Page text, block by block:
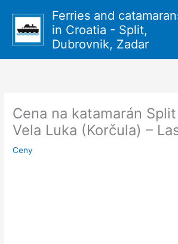
obsah
Ferries and
in Croatia - Split,
Dubrovnik, Zadar
Cena na katamarán
Vela Luka (Korčula) –
Ceny